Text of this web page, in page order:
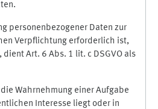
personenbezogener Daten zur
Verpflichtung erforderlich ist,
Art. 6 Abs. 1 lit. c DSGVO als
Wahrnehmung einer Aufgabe
Interesse liegt oder in